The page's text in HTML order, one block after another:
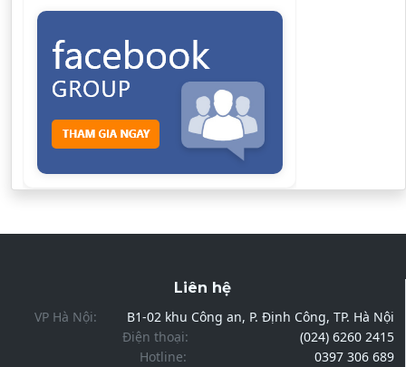
Liên hệ
VP Hà Nội:
B1-02 khu Công an, P. Định Công, TP. Hà Nội
Điện thoại:
(024) 6260 2415
Hotline:
0397 306 689